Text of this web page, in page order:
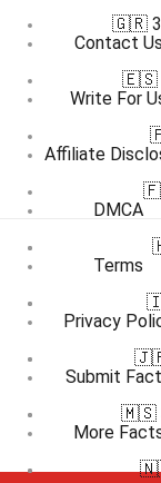
Contact Us
Write For
Affiliate
DMCA
Terms
Privacy
Submit
More
🇬🇷 36
🇪🇸
🇯🇵
🇲🇸